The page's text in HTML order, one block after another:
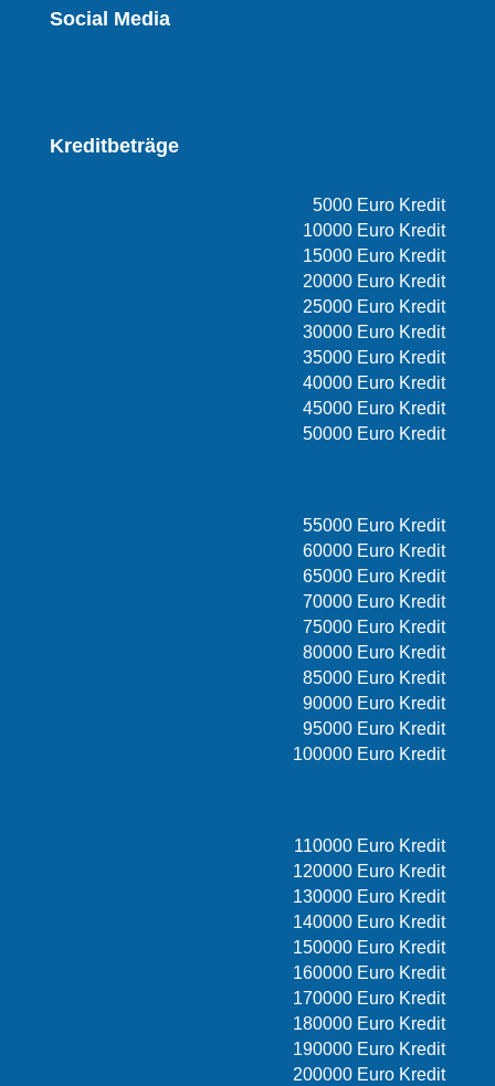
Social Media
Kreditbeträge
5000 Euro Kredit
10000 Euro Kredit
15000 Euro Kredit
20000 Euro Kredit
25000 Euro Kredit
30000 Euro Kredit
35000 Euro Kredit
40000 Euro Kredit
45000 Euro Kredit
50000 Euro Kredit
55000 Euro Kredit
60000 Euro Kredit
65000 Euro Kredit
70000 Euro Kredit
75000 Euro Kredit
80000 Euro Kredit
85000 Euro Kredit
90000 Euro Kredit
95000 Euro Kredit
100000 Euro Kredit
110000 Euro Kredit
120000 Euro Kredit
130000 Euro Kredit
140000 Euro Kredit
150000 Euro Kredit
160000 Euro Kredit
170000 Euro Kredit
180000 Euro Kredit
190000 Euro Kredit
200000 Euro Kredit